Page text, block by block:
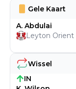
Wissel
IN
Gele Kaart
A. Abdulai
Leyton Orient